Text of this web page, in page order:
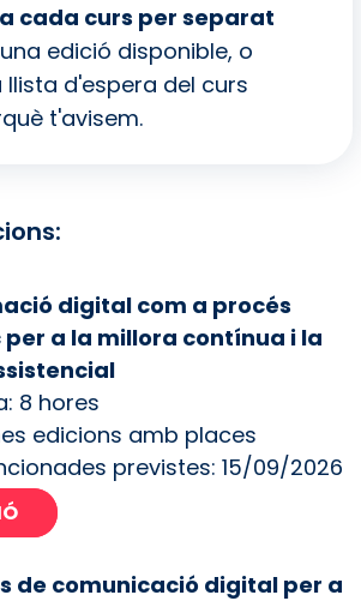
cada curs per separat
edició disponible, o
d'espera del curs
t'avisem.
digital com a procés
a la millora contínua i la
8 hores
edicions amb places
previstes: 15/09/2026
de comunicació digital per a